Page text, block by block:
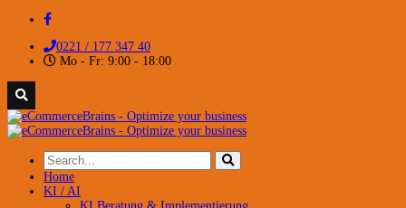
0221 / 177 347 40
Mo - Fr: 9:00 - 18:00
Home
KI / AI